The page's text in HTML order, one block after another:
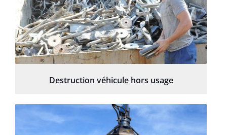
Destruction véhicule hors usage